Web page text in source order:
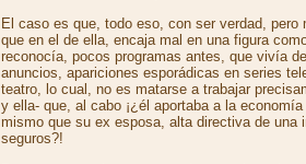
El caso es que, todo eso, con ser verdad, pero
que en el de ella, encaja mal en una figura
reconocía, pocos programas antes, que vivía
anuncios, apariciones esporádicas en series
teatro, lo cual, no es matarse a trabajar
y ella- que, al cabo ¡¿él aportaba a la
mismo que su ex esposa, alta directiva de una
seguros?!